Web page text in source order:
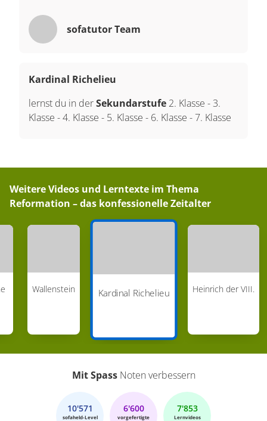
sofatutor Team
Kardinal Richelieu
lernst du in derSekundarstufe 2. Klasse - 3.
Klasse -4. Klasse - 5. Klasse - 6. Klasse -7. Klasse
Weitere Videos und Lerntexte im Thema
Reformation – das konfessionelle Zeitalter
Wallenstein Kardinal Richelieu Heinrich der VIII.
Mit SpassNoten verbessern
10'571
sofaheld-Level
6'600
vorgefertigte
7'853
Lernvideos